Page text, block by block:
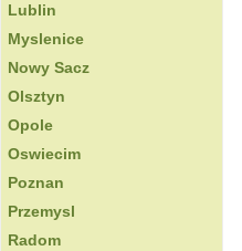
Lublin
Myslenice
Nowy Sacz
Olsztyn
Opole
Oswiecim
Poznan
Przemysl
Radom